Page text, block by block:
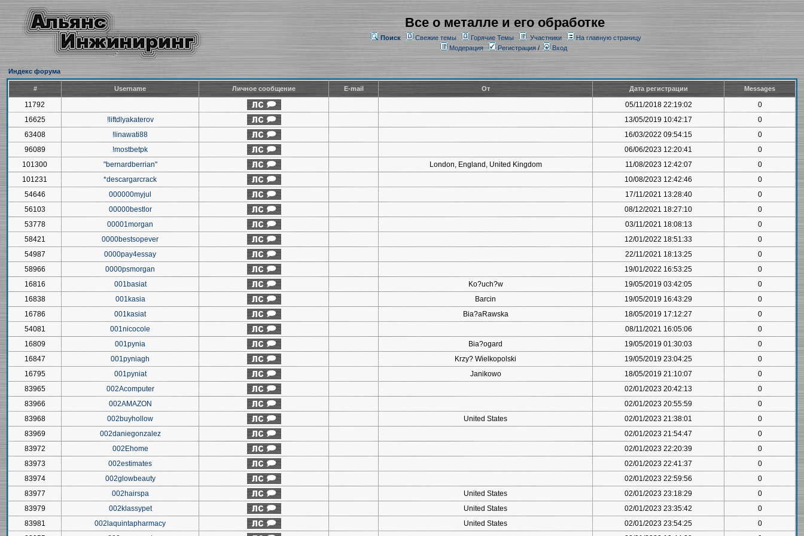
Все о металле и его обработке
Поиск Свежие темы Горячие Темы Участники
На главную страницу
Модерация
Регистрация/ Вход
Индекс форума
# Username Личное сообщение E-mail От Дата регистрации Messages
11792 05/11/2018 22:19:02
0
16625
!liftdlyakaterov 13/05/2019 10:42:17
0
63408
!linawati88 16/03/2022 09:54:15
0
96089
!mostbetpk 06/06/2023 12:20:41
0
101300
"bernardberrian" London, England, United Kingdom 11/08/2023 12:42:07
0
101231
*descargarcrack 10/08/2023 12:42:46
0
54646
000000myjul 17/11/2021 13:28:40
0
56103
00000bestlor 08/12/2021 18:27:10
0
53778
00001morgan 03/11/2021 18:08:13
0
58421
0000bestsopever 12/01/2022 18:51:33
0
54987
0000pay4essay 22/11/2021 18:13:25
0
58966
0000psmorgan 19/01/2022 16:53:25
0
16816
001basiat Ko?uch?w 19/05/2019 03:42:05
0
16838
001kasia Barcin 19/05/2019 16:43:29
0
16786
001kasiat Bia?aRawska 18/05/2019 17:12:27
0
54081
001nicocole 08/11/2021 16:05:06
0
16809
001pynia Bia?ogard 19/05/2019 01:30:03
0
16847
001pyniagh Krzy? Wielkopolski 19/05/2019 23:04:25
0
16795
001pyniat Janikowo 18/05/2019 21:10:07
0
83965
002Acomputer 02/01/2023 20:42:13
0
83966
002AMAZON 02/01/2023 20:55:59
0
83968
002buyhollow United States 02/01/2023 21:38:01
0
83969
002daniegonzalez 02/01/2023 21:54:47
0
83972
002Ehome 02/01/2023 22:20:39
0
83973
002estimates 02/01/2023 22:41:37
0
83974
002glowbeauty 02/01/2023 22:59:56
0
83977
002hairspa United States 02/01/2023 23:18:29
0
83979
002klassypet United States 02/01/2023 23:35:42
0
83981
002laquintapharmacy United States 02/01/2023 23:54:25
0